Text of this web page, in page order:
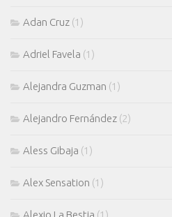
Adan Cruz (1)
Adriel Favela (1)
Alejandra Guzman (1)
Alejandro Fernández (2)
Aless Gibaja (1)
Alex Sensation (1)